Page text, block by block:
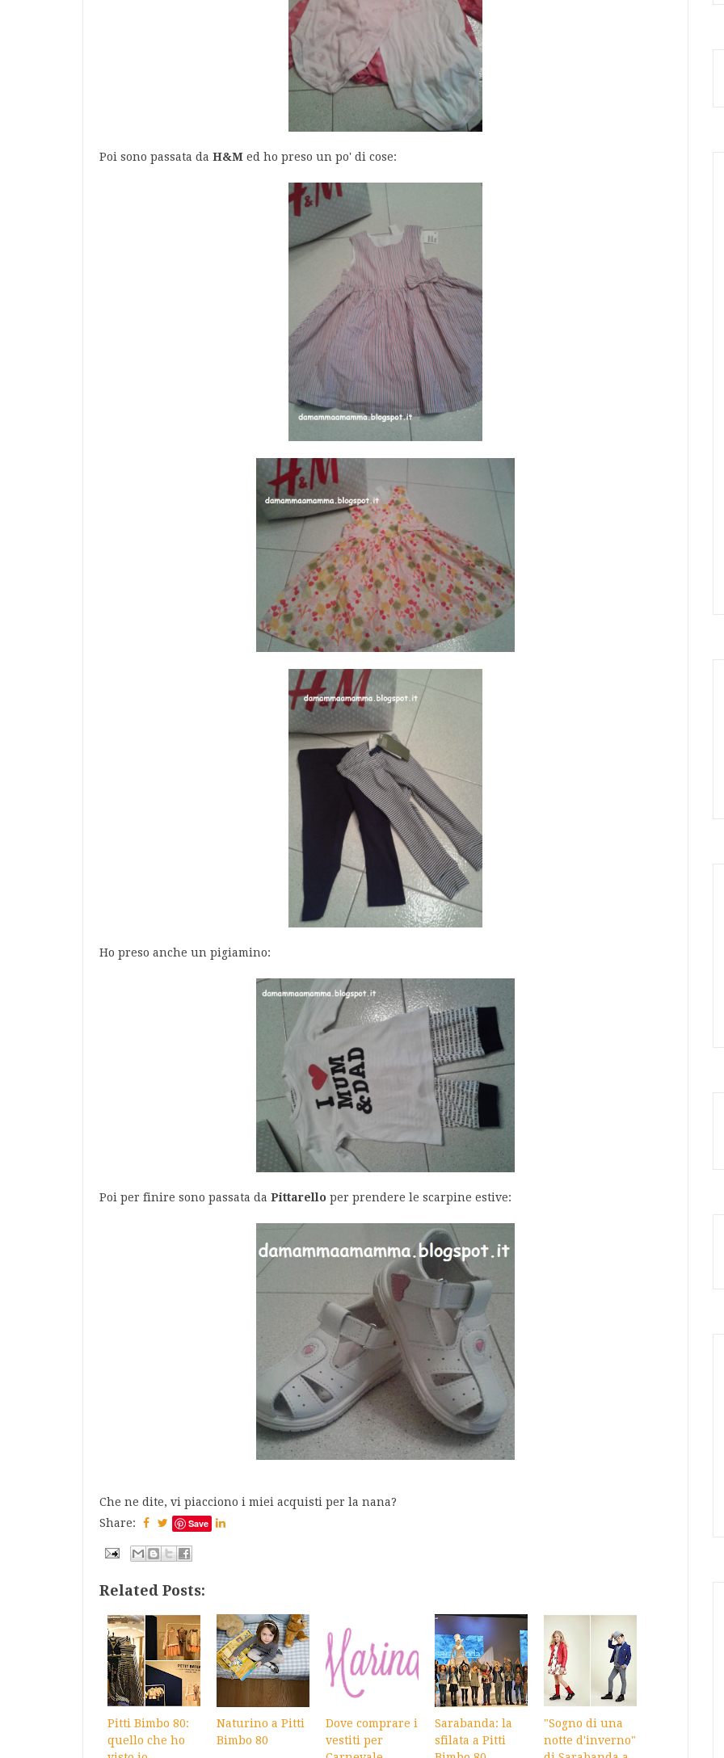
Poi sono passata da H&M ed ho preso un po' di cose:
Ho preso anche un pigiamino:
Poi per finire sono passata da Pittarello per prendere le scarpine estive:
Che ne dite, vi piacciono i miei acquisti per la nana?
Share:
Save
Related Posts:
Pitti Bimbo 80:
quello che ho
Naturino a Pitti
Bimbo 80
Dove comprare i
vestiti per
Sarabanda: la
sfilata a Pitti
"Sogno di una
notte d'inverno"